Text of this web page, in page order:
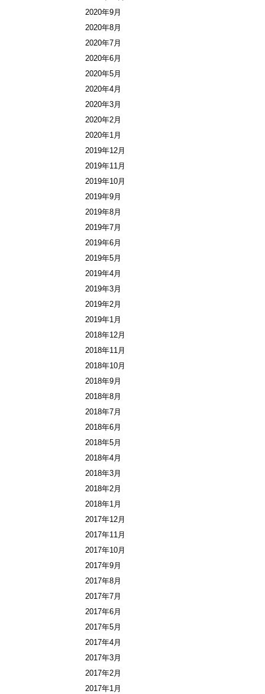
2020年9月
2020年8月
2020年7月
2020年6月
2020年5月
2020年4月
2020年3月
2020年2月
2020年1月
2019年12月
2019年11月
2019年10月
2019年9月
2019年8月
2019年7月
2019年6月
2019年5月
2019年4月
2019年3月
2019年2月
2019年1月
2018年12月
2018年11月
2018年10月
2018年9月
2018年8月
2018年7月
2018年6月
2018年5月
2018年4月
2018年3月
2018年2月
2018年1月
2017年12月
2017年11月
2017年10月
2017年9月
2017年8月
2017年7月
2017年6月
2017年5月
2017年4月
2017年3月
2017年2月
2017年1月